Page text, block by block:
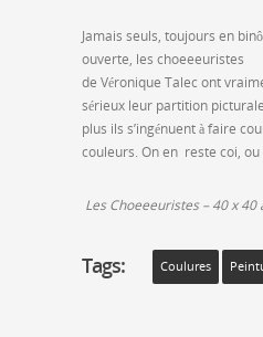
Jamais seuls, toujours en
ouverte, les choeeeuristes
de Véronique Talec ont
sérieux leur partition
plus ils s’ingénuent à faire
couleurs. On en reste coi,
Les Choeeeuristes – 40 x
Tags: Coulures